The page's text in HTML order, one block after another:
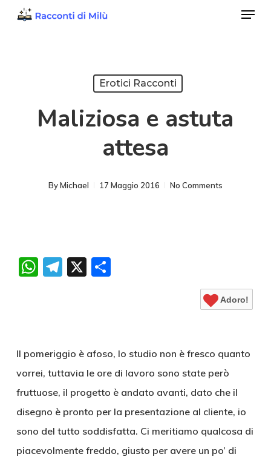
Menu
Erotici Racconti
Maliziosa e astuta
attesa
ByMichael 17 Maggio 2016 No Comments
WhatsApp
Telegram
X Condividi
Adoro!
Il pomeriggio è afoso, lo studio non è fresco quanto
vorrei, tuttavia le ore di lavoro sono state però
fruttuose, il progetto è andato avanti, dato che il
disegno è pronto per la presentazione al cliente, io
sono del tutto soddisfatta. Ci meritiamo qualcosa di
piacevolmente freddo, giusto per avere un po’ di